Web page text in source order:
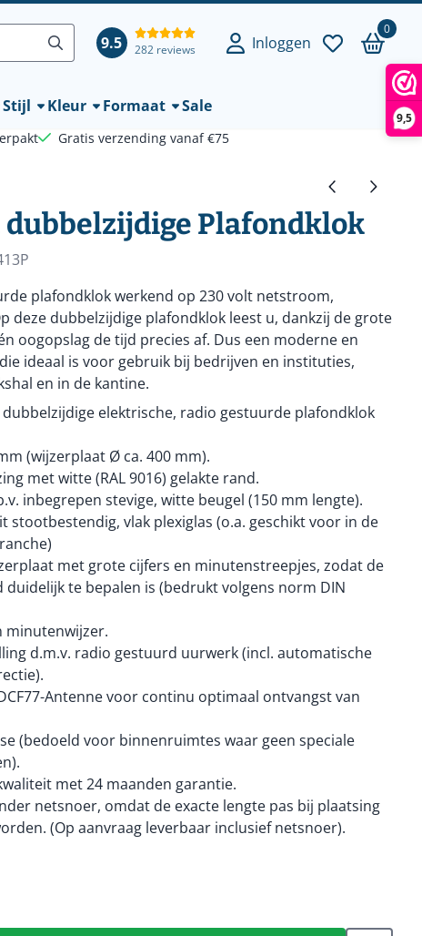
9,5
9.5 282 reviews Inloggen
0
Stijl Kleur Formaat Sale
Gratis verzending vanaf €75
Plafondklok
plafondklok werkend op 230 volt netstroom,
deze dubbelzijdige plafondklok leest u, dankzij de grote
oogopslag de tijd precies af. Dus een moderne en
ideaal is voor gebruik bij bedrijven en instituties,
en in de kantine.
elektrische, radio gestuurde plafondklok
(wijzerplaat Ø ca. 400 mm).
met witte (RAL 9016) gelakte rand.
inbegrepen stevige, witte beugel (150 mm lengte).
stootbestendig, vlak plexiglas (o.a. geschikt voor in de
met grote cijfers en minutenstreepjes, zodat de
te bepalen is (bedrukt volgens norm DIN
minutenwijzer.
d.m.v. radio gestuurd uurwerk (incl. automatische
Antenne voor continu optimaal ontvangst van
(bedoeld voor binnenruimtes waar geen speciale
met 24 maanden garantie.
netsnoer, omdat de exacte lengte pas bij plaatsing
(Op aanvraag leverbaar inclusief netsnoer).